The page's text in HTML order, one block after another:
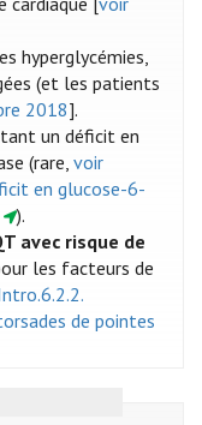
hyperglycémies,
(et les patients
2018].
un déficit en
(rare,voir
en glucose-6-
).
avec risque de
les facteurs de
de pointes